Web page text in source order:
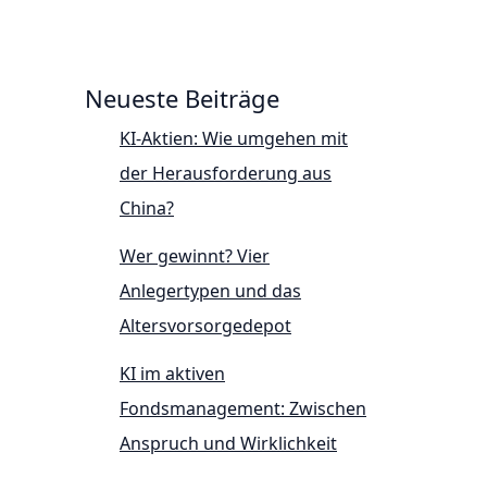
Neueste Beiträge
KI-Aktien: Wie umgehen mit
der Herausforderung aus
China?
Wer gewinnt? Vier
Anlegertypen und das
Altersvorsorgedepot
KI im aktiven
Fondsmanagement: Zwischen
Anspruch und Wirklichkeit